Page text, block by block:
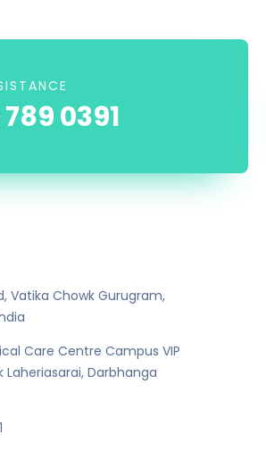
0391
Vatika Chowk Gurugram,
Care Centre Campus VIP
Laheriasarai, Darbhanga